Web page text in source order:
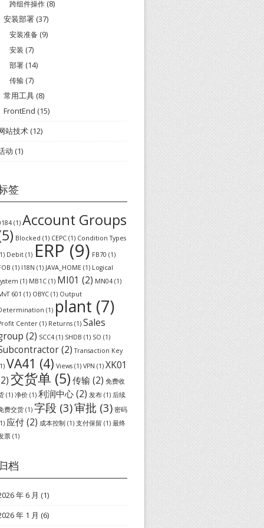
跨组件操作 (8)
安装部署 (37)
安装准备 (9)
安装 (7)
部署 (14)
传输 (7)
常用工具 (8)
FrontEnd (15)
站技术(12)
动 (1)
签
(1) Account Groups
Blocked (1) CEPC (1) Condition Types
Debit (1) ERP (9) FB70 (1)
(1) I18N (1) JAVA_HOME (1) Logical
(1) MB1C (1) MI01 (2) MN04 (1)
601 (1) OBYC (1) Output
(1) plant (7)
Center (1) Returns (1) Sales
(2) SCC4 (1) SHDB (1) SO (1)
(2) Transaction Key
VA41 (4) Views (1) VPN (1) XK01
交货单 (5)传输(2) 免费收
(1) 净价 (1) 利润中心(2) 发布 (1) 后续
费交货 (1) 字段 (3)审批 (3) 密码
应付(2) 成本控制 (1) 支付保留 (1) 最终
票 (1)
档
年 6 月 (1)
年 1 月 (6)